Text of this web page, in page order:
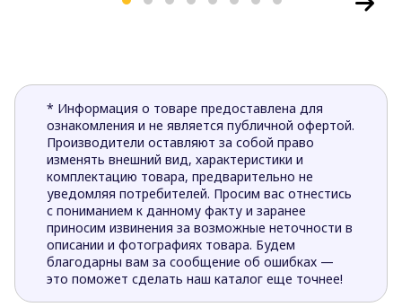
* Информация о товаре предоставлена для
ознакомления и не является публичной офертой.
Производители оставляют за собой право
изменять внешний вид, характеристики и
комплектацию товара, предварительно не
уведомляя потребителей. Просим вас отнестись
с пониманием к данному факту и заранее
приносим извинения за возможные неточности в
описании и фотографиях товара. Будем
благодарны вам за сообщение об ошибках —
это поможет сделать наш каталог еще точнее!